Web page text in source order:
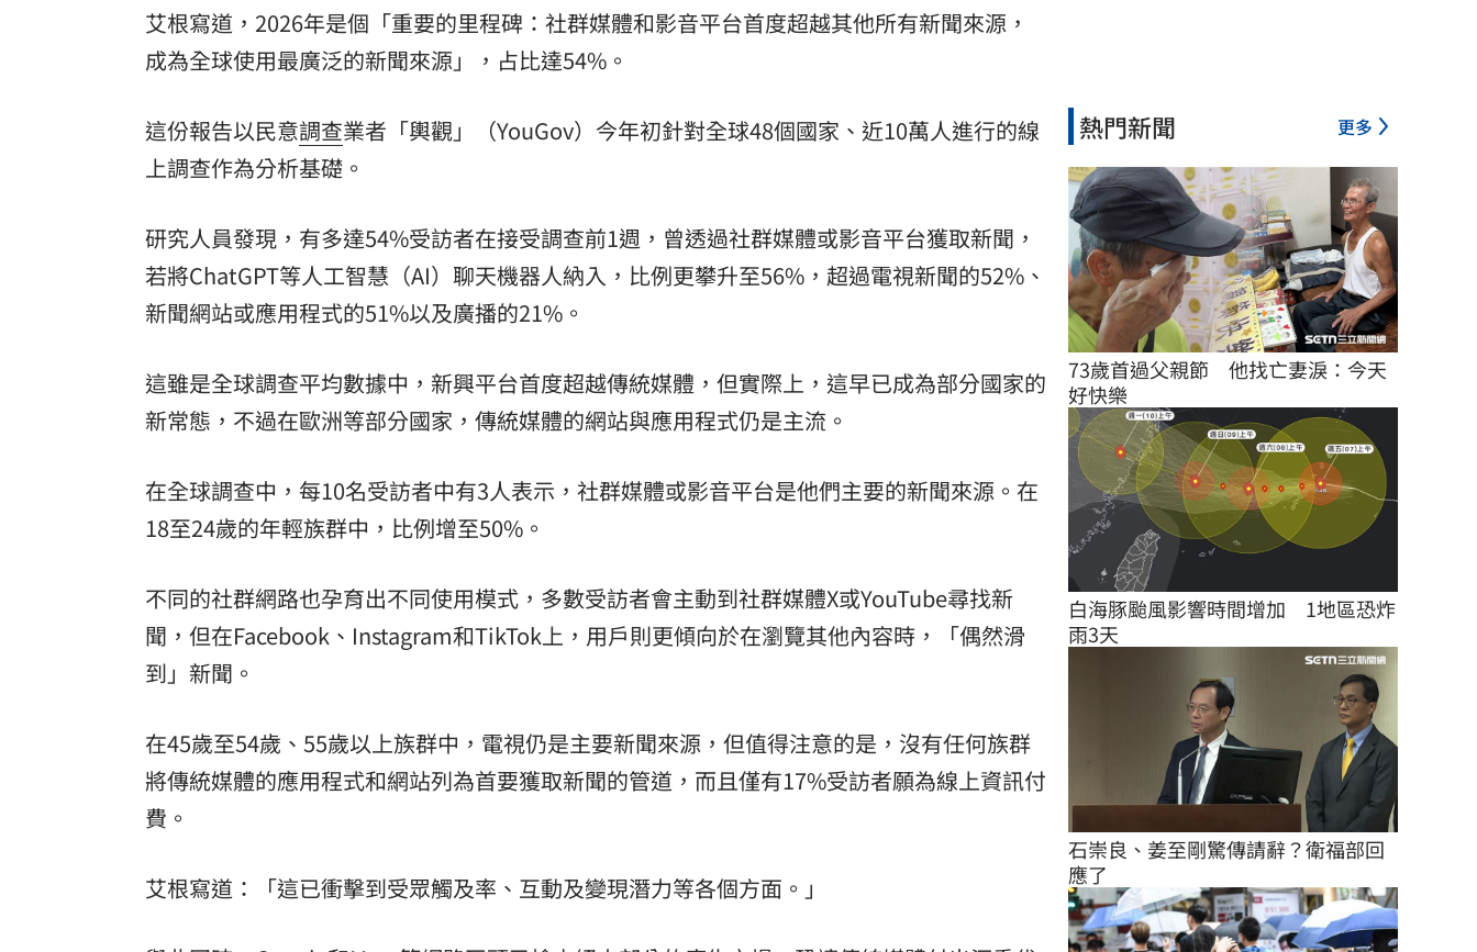
艾根寫道，2026年是個「重要的里程碑：社群媒體和影音平台首度超越其他所有新聞來源，
成為全球使用最廣泛的新聞來源」，占比達54%。
這份報告以民意調查業者「輿觀」（YouGov）今年初針對全球48個國家、近10萬人進行的線
上調查作為分析基礎。
研究人員發現，有多達54%受訪者在接受調查前1週，曾透過社群媒體或影音平台獲取新聞，
若將ChatGPT等人工智慧（AI）聊天機器人納入，比例更攀升至56%，超過電視新聞的52%、
新聞網站或應用程式的51%以及廣播的21%。
這雖是全球調查平均數據中，新興平台首度超越傳統媒體，但實際上，這早已成為部分國家的
新常態，不過在歐洲等部分國家，傳統媒體的網站與應用程式仍是主流。
在全球調查中，每10名受訪者中有3人表示，社群媒體或影音平台是他們主要的新聞來源。在
18至24歲的年輕族群中，比例增至50%。
不同的社群網路也孕育出不同使用模式，多數受訪者會主動到社群媒體X或YouTube尋找新
聞，但在Facebook、Instagram和TikTok上，用戶則更傾向於在瀏覽其他內容時，「偶然滑
到」新聞。
在45歲至54歲、55歲以上族群中，電視仍是主要新聞來源，但值得注意的是，沒有任何族群
將傳統媒體的應用程式和網站列為首要獲取新聞的管道，而且僅有17%受訪者願為線上資訊付
費。
艾根寫道：「這已衝擊到受眾觸及率、互動及變現潛力等各個方面。」
熱門新聞 更多
73歲首過父親節　他找亡妻淚：今天
好快樂
白海豚颱風影響時間增加　1地區恐炸
雨3天
石崇良、姜至剛驚傳請辭？衛福部回
應了